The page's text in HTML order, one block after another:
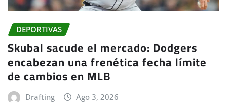
DEPORTIVAS
Skubal sacude el mercado: Dodgers
encabezan una frenética fecha límite
de cambios en MLB
Drafting Ago 3, 2026